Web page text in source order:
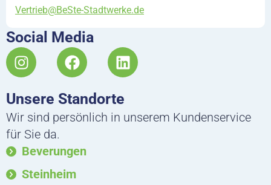
Vertrieb@BeSte-Stadtwerke.de
Social Media
I
n
t
a
g
r
a
m
F
a
e
b
o
k
L
i
k
e
Unsere Standorte
Wir sind persönlich in unserem Kundenservice
für Sie da.
Beverungen
Steinheim